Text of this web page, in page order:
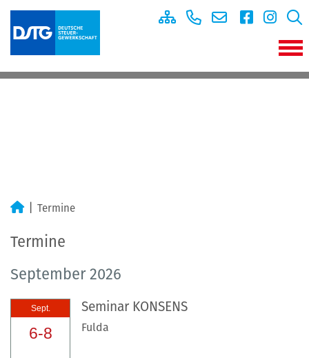
Termine
Termine
September 2026
Sept.
6-8
Seminar KONSENS
Fulda